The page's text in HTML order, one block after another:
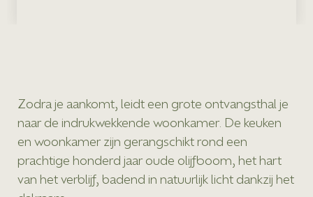
Zodra je aankomt, leidt een grote ontvangsthal je
naar de indrukwekkende woonkamer. De keuken
en woonkamer zijn gerangschikt rond een
prachtige honderd jaar oude olijfboom, het hart
van het verblijf, badend in natuurlijk licht dankzij het